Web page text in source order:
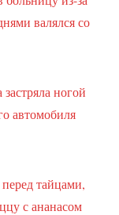
валялся со
ногой
автомобиля
тайцами,
с ананасом